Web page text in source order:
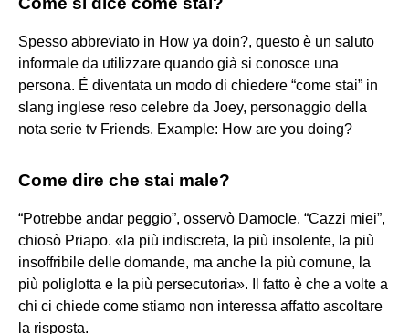
Spesso abbreviato in How ya doin?, questo è un saluto
informale da utilizzare quando già si conosce una
persona. É diventata un modo di chiedere “come stai” in
slang inglese reso celebre da Joey, personaggio della
nota serie tv Friends. Example: How are you doing?
Come dire che stai male?
“Potrebbe andar peggio”, osservò Damocle. “Cazzi miei”,
chiosò Priapo. «la più indiscreta, la più insolente, la più
insoffribile delle domande, ma anche la più comune, la
più poliglotta e la più persecutoria». Il fatto è che a volte a
chi ci chiede come stiamo non interessa affatto ascoltare
la risposta.